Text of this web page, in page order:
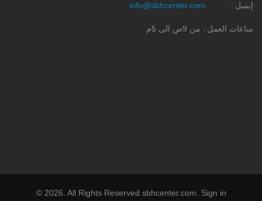
إيميل info@sbhcenter.com
ساعات العمل من 9ص الى 5م
© 2026. All Rights Reserved sbhcenter.com. Sign in